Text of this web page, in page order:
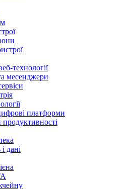
технології
месенджери
платформи
продуктивності
дані